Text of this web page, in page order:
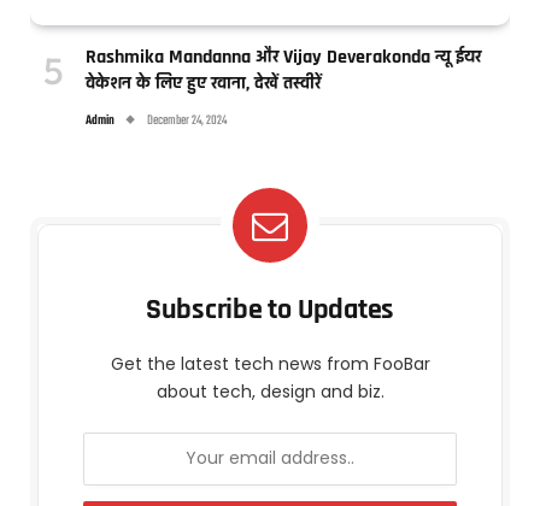
Rashmika Mandanna और Vijay Deverakonda न्यू ईयर
वेकेशन के लिए हुए रवाना, देखें तस्वीरें
Admin December 24, 2024
Subscribe to Updates
Get the latest tech news from FooBar
about tech, design and biz.